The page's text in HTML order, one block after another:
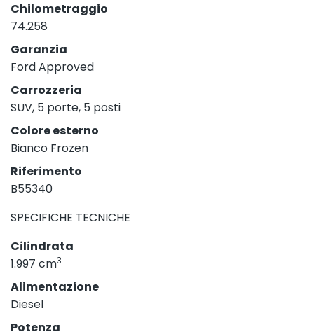
Chilometraggio
74.258
Garanzia
Ford Approved
Carrozzeria
SUV, 5 porte, 5 posti
Colore esterno
Bianco Frozen
Riferimento
B55340
SPECIFICHE TECNICHE
Cilindrata
1.997 cm3
Alimentazione
Diesel
Potenza